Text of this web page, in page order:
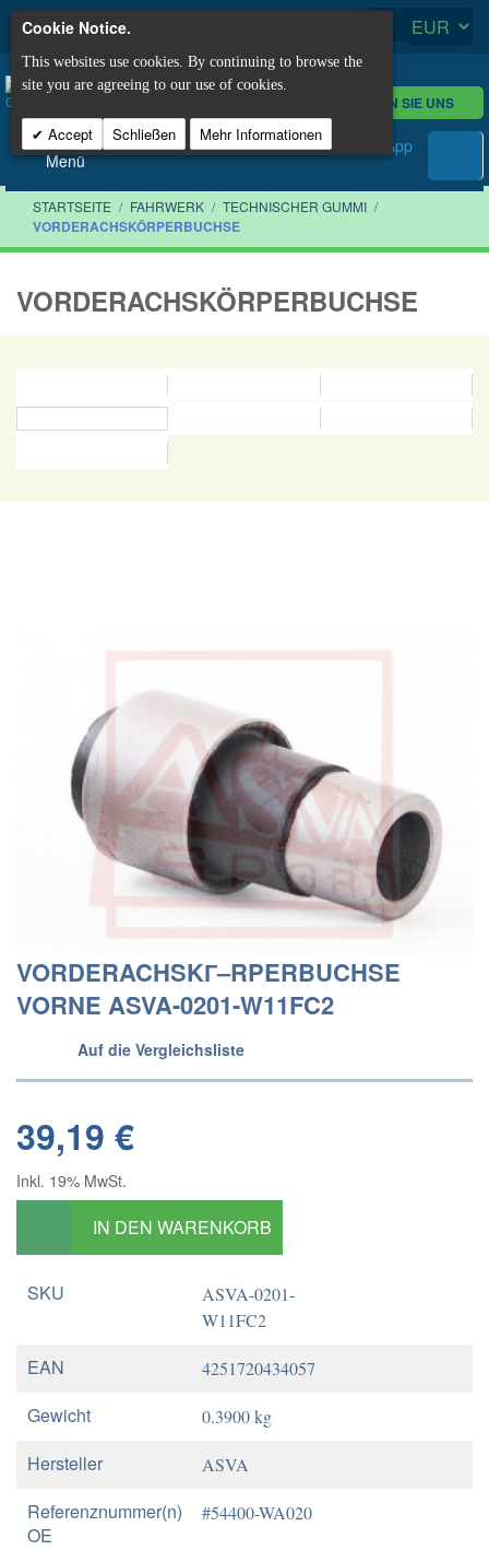
KONTAKTIEREN SIE UNS
Menü
STARTSEITE / FAHRWERK / TECHNISCHER GUMMI /
VORDERACHSKÖRPERBUCHSE
VORDERACHSKÖRPERBUCHSE
VORDERACHSKГ–RPERBUCHSE
VORNE ASVA-0201-W11FC2
Auf die Vergleichsliste
39,19 €
Inkl. 19% MwSt.
IN DEN WARENKORB
SKU
ASVA-0201-
W11FC2
EAN 4251720434057
Gewicht 0.3900 kg
Hersteller ASVA
Referenznummer(n)
OE
#54400-WA020
Cookie Notice.
This websites use cookies. By continuing to browse the
site you are agreeing to our use of cookies.
Accept Schließen Mehr Informationen